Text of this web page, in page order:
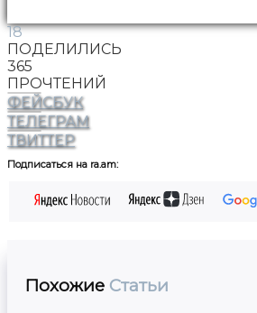
18
ПОДЕЛИЛИСЬ
365
ПРОЧТЕНИЙ
ФЕЙСБУК
ТЕЛЕГРАМ
ТВИТТЕР
Подписаться на ra.am:
Похожие Статьи